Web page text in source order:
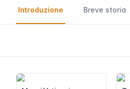
Introduzione Breve storia